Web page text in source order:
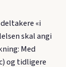
«i
skal angi
Med
og tidligere